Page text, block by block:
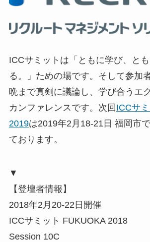
ICCサミットは「ともに学び、と
る。」ための場です。そして参加
晩まで真剣に議論し、学び合うエ
カンファレンスです。次回 ICCサ
2019は2019年2月18-21日 福岡市
ております。
▼
【登壇者情報】
2018年2月20-22日開催
ICCサミット FUKUOKA 2018
Session 10C